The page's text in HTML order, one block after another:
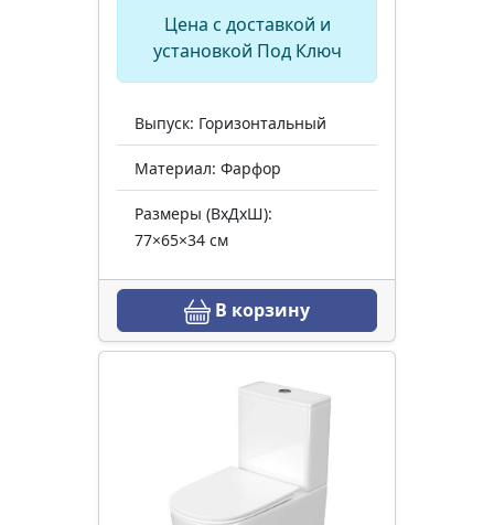
Цена с доставкой и
установкой Под Ключ
Выпуск: Горизонтальный
Материал: Фарфор
Размеры (ВхДхШ):
77×65×34 см
В корзину